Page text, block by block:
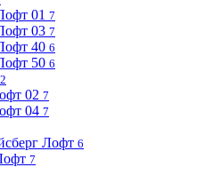
01 7
03 7
40 6
50 6
02 7
04 7
Лофт 6
7